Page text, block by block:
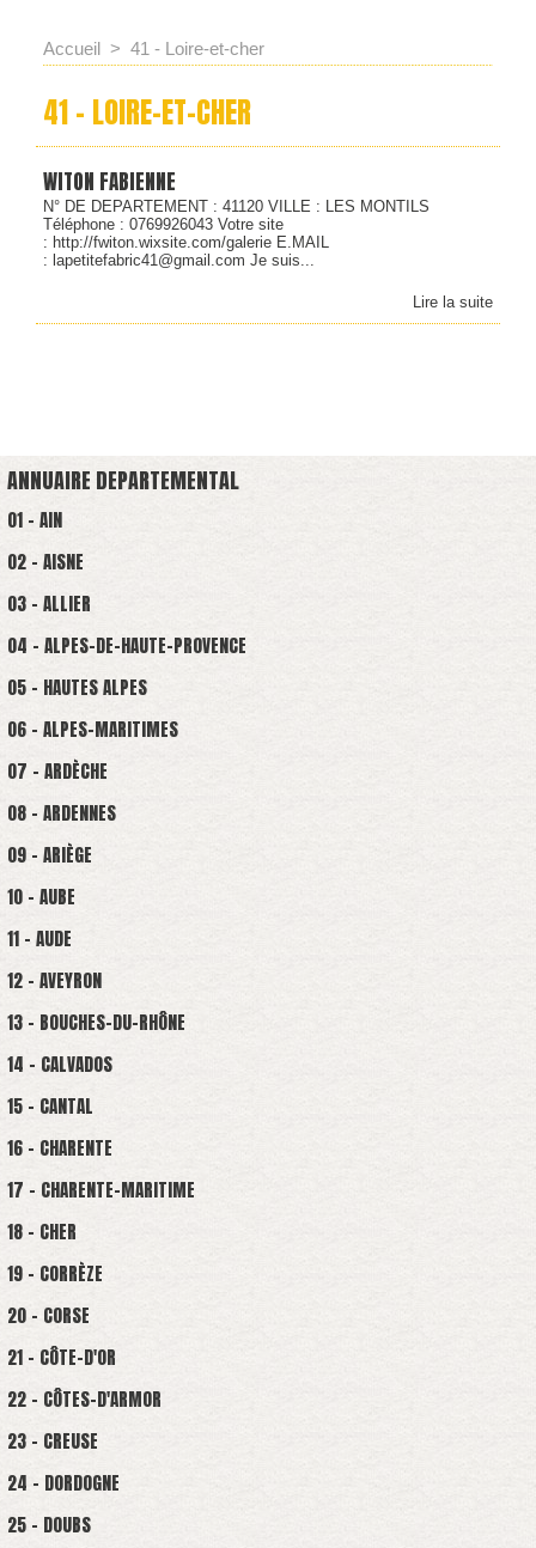
ANNUAIRE DEPARTEMENTAL
01 - AIN
02 - AISNE
03 - ALLIER
04 - ALPES-DE-HAUTE-PROVENCE
05 - HAUTES ALPES
06 - ALPES-MARITIMES
07 - ARDÈCHE
08 - ARDENNES
09 - ARIÈGE
10 - AUBE
11 - AUDE
12 - AVEYRON
13 - BOUCHES-DU-RHÔNE
14 - CALVADOS
15 - CANTAL
16 - CHARENTE
17 - CHARENTE-MARITIME
18 - CHER
19 - CORRÈZE
20 - CORSE
21 - CÔTE-D'OR
22 - CÔTES-D'ARMOR
23 - CREUSE
24 - DORDOGNE
25 - DOUBS
Accueil > 41 - Loire-et-cher
41 - LOIRE-ET-CHER
WITON FABIENNE
N° DE DEPARTEMENT : 41120 VILLE : LES MONTILS
Téléphone : 0769926043 Votre site
: http://fwiton.wixsite.com/galerie E.MAIL
: lapetitefabric41@gmail.com Je suis...
Lire la suite